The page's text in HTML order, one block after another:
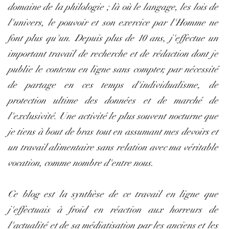
domaine de la philologie ; là où le langage, les lois de
l'univers, le pouvoir et son exercice par l'Homme ne
font plus qu'un. Depuis plus de 10 ans, j'effectue un
important travail de recherche et de rédaction dont je
publie le contenu en ligne sans compter, par nécessité
de partage en ces temps d'individualisme, de
protection ultime des données et de marché de
l'exclusivité. Une activité le plus souvent nocturne que
je tiens à bout de bras tout en assumant mes devoirs et
un travail alimentaire sans relation avec ma véritable
vocation, comme nombre d'entre nous.
Ce blog est la synthèse de ce travail en ligne que
j'effectuais à froid en réaction aux horreurs de
l'actualité et de sa médiatisation par les anciens et les